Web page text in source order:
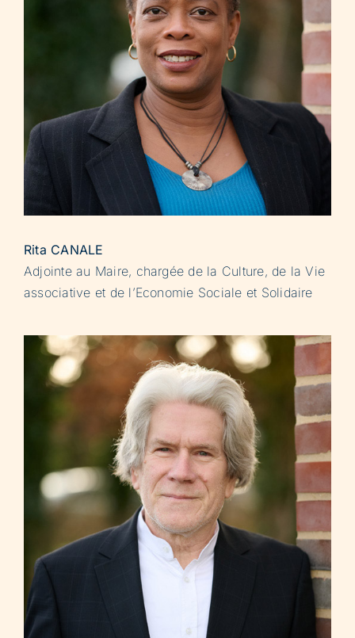
Rita CANALE
Adjointe au Maire, chargée de la Culture, de la Vie
associative et de l’Economie Sociale et Solidaire